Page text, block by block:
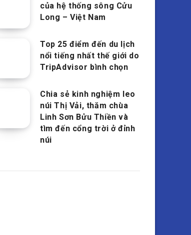
của hệ thống sông Cửu
Long – Việt Nam
Top 25 điểm đến du lịch
nổi tiếng nhất thế giới do
TripAdvisor bình chọn
Chia sẻ kinh nghiệm leo
núi Thị Vải, thăm chùa
Linh Sơn Bửu Thiền và
tìm đến cổng trời ở đỉnh
núi